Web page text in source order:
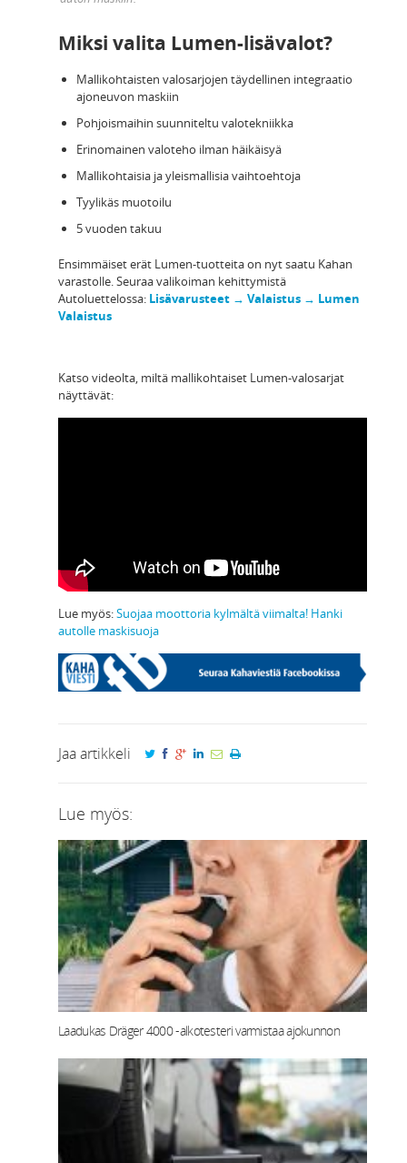
Miksi valita Lumen-lisävalot?
Mallikohtaisten valosarjojen täydellinen integraatio
ajoneuvon maskiin
Pohjoismaihin suunniteltu valotekniikka
Erinomainen valoteho ilman häikäisyä
Mallikohtaisia ja yleismallisia vaihtoehtoja
Tyylikäs muotoilu
5 vuoden takuu
Ensimmäiset erät Lumen-tuotteita on nyt saatu Kahan
varastolle. Seuraa valikoiman kehittymistä
Autoluettelossa: Lisävarusteet → Valaistus → Lumen
Valaistus
Katso videolta, miltä mallikohtaiset Lumen-valosarjat
näyttävät:
Lue myös:Suojaa moottoria kylmältä viimalta! Hanki
autolle maskisuoja
Jaa artikkeli
Lue myös:
Laadukas Dräger 4000 -alkotesteri varmistaa ajokunnon